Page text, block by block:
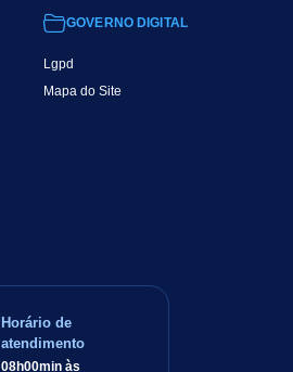
GOVERNO DIGITAL
Lgpd
Mapa do Site
Horário de
atendimento
08h00min às